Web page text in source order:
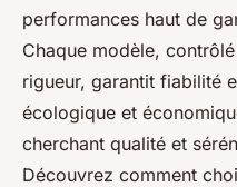
performances haut de
Chaque modèle,
rigueur, garantit fiabilité
écologique et
cherchant qualité et
Découvrez comment